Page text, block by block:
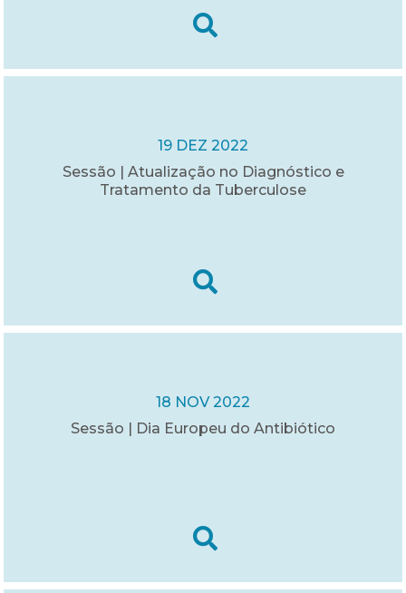
19 DEZ 2022
Sessão | Atualização no Diagnóstico e
Tratamento da Tuberculose
18 NOV 2022
Sessão | Dia Europeu do Antibiótico